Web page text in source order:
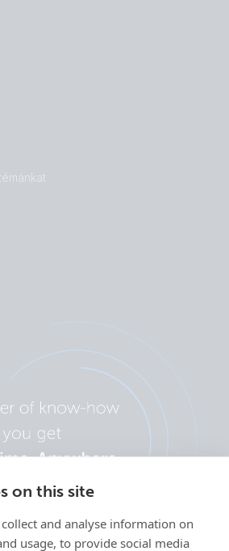
on this site
and analyse information on
usage, to provide social media